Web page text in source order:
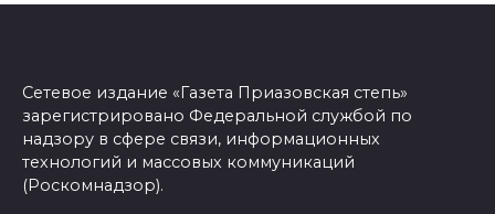
Сетевое издание «Газета Приазовская степь»
зарегистрировано Федеральной службой по
надзору в сфере связи, информационных
технологий и массовых коммуникаций
(Роскомнадзор).